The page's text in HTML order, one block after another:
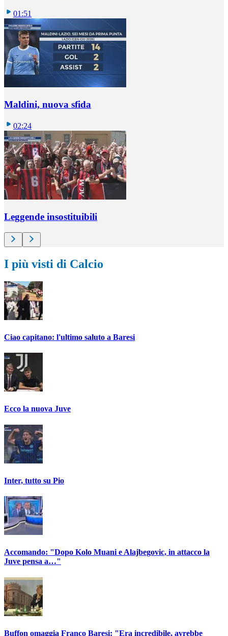
01:51
Maldini, nuova sfida
02:24
Leggende insostituibili
I più visti di Calcio
Ciao capitano: l'ultimo saluto a Baresi
Ecco la nuova Juve
Inter, tutto su Pio
Accomando: "Dopo Kolo Muani e Alajbegovic, in attacco la
Juve pensa a…"
Buffon omaggia Franco Baresi: "Era incredibile, avrebbe